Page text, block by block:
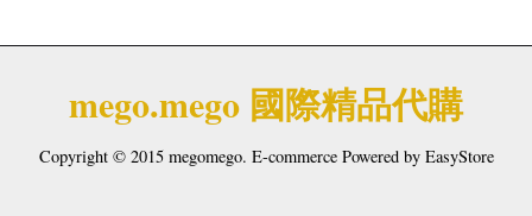
mego.mego 國際精品代購
Copyright © 2015 megomego. E-commerce Powered by EasyStore